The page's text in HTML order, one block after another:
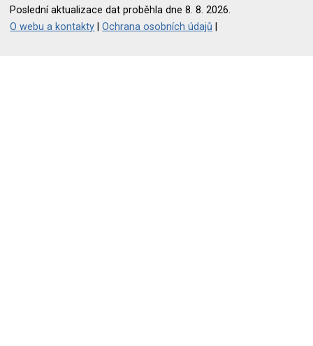
Poslední aktualizace dat proběhla dne 8. 8. 2026.
O webu a kontakty |Ochrana osobních údajů